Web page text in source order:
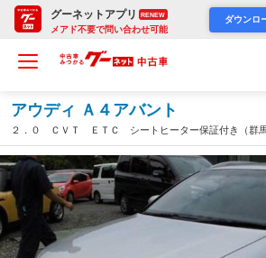
グーネットアプリ RENEW
メアド不要で問い合わせ可能
ダウンロ
アウディ Ａ４アバント
２．０ ＣＶＴ ＥＴＣ シートヒーター保証付き（群馬